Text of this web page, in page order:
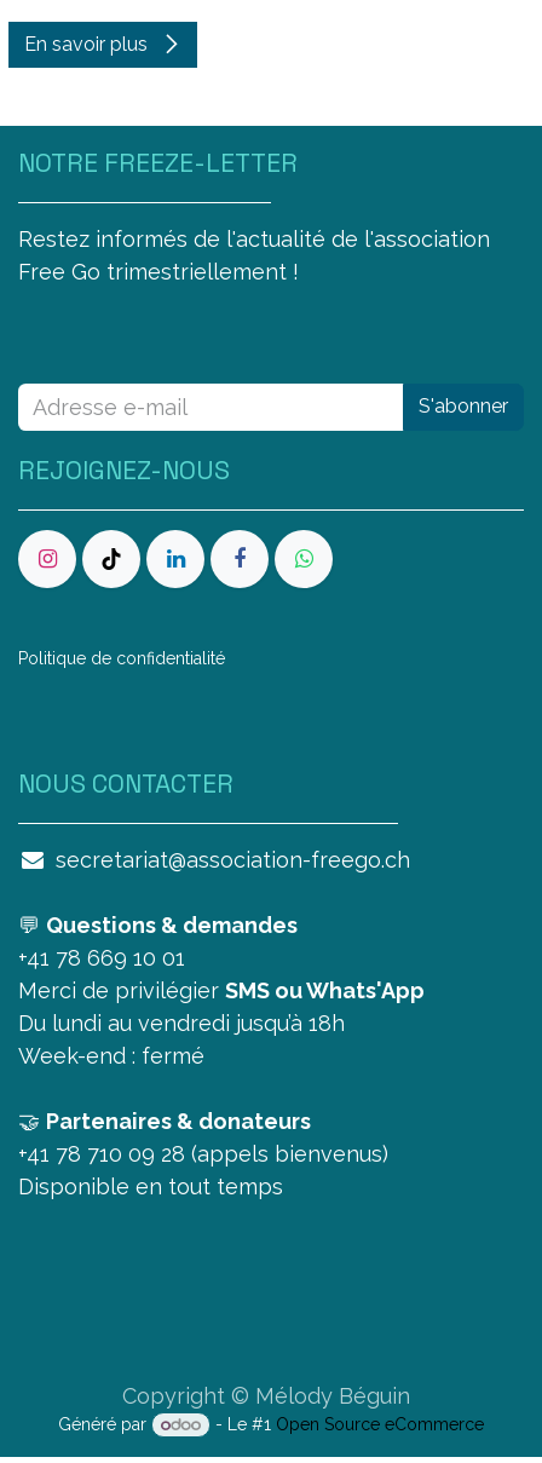
En savoir plus
NOTRE FREEZE-LETTER
Restez informés de l'actualité de l'association
Free Go trimestriellement !
REJOIGNEZ-NOUS
Politique de confidentialité
NOUS CONTAC​TER
secretariat@association-freego.ch
💬 Questions & demandes
+41 78 669 10 01
Merci de privilégier SMS ou Whats'App
Du lundi au vendredi jusqu’à 18h
Week-end : fermé
🤝 Partenaires & donateurs
+41 78 710 09 28 (appels bienvenus)
Disponible en tout temps
S'abonner
Copyright © Mélody Béguin
Généré par - Le #1 Open Source eCommerce